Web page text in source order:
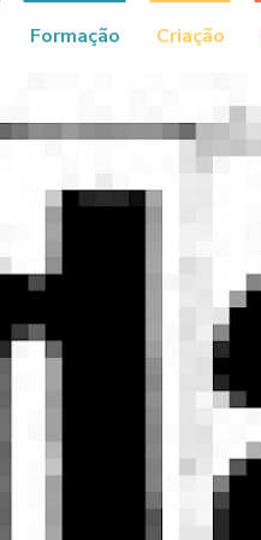
Formação Criação